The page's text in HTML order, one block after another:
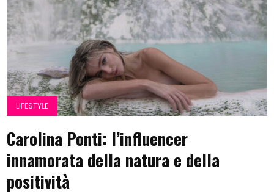
LIFESTYLE
Carolina Ponti: l’influencer
innamorata della natura e della
positività